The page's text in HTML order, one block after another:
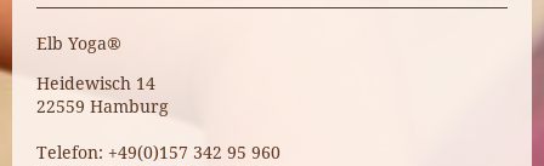
Elb Yoga®
Heidewisch 14
22559 Hamburg
Telefon: +49(0)157 342 95 960